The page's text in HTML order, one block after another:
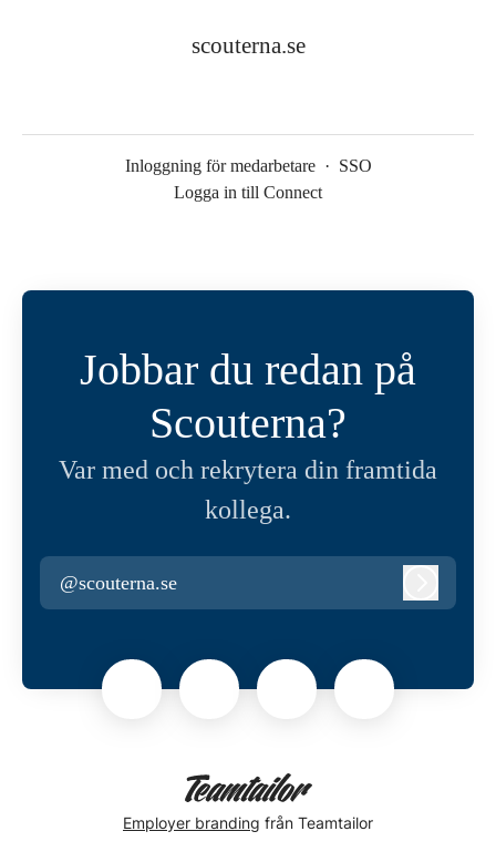
scouterna.se
Inloggning för medarbetare · SSO
Logga in till Connect
Jobbar du redan på
Scouterna?
Var med och rekrytera din framtida
kollega.
@scouterna.se
Employer branding från Teamtailor